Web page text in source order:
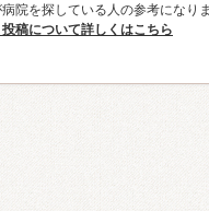
院を探している人の参考になりま
稿について詳しくはこちら